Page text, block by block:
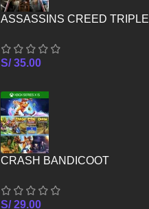
ASSASSINS CREED TRIPLE
S/35.00
CRASH BANDICOOT
XBOX SERIES X/S
S/29.00